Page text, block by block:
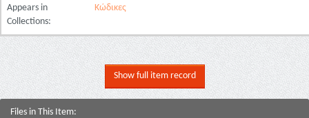
Appears in
Collections:
Κώδικες
Show full item record
Files in This Item: